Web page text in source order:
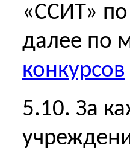
«ССИТ»
далее по
конкурсов
5.10. За